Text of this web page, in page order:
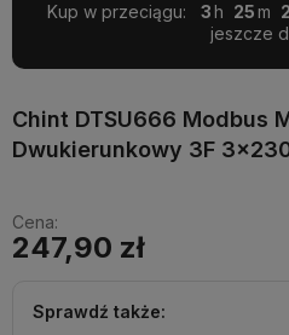
Kup w przeciągu: 3 25
jeszcze
Chint DTSU666 Modbus
Dwukierunkowy 3F
Cena:
247,90 zł
Sprawdź także: